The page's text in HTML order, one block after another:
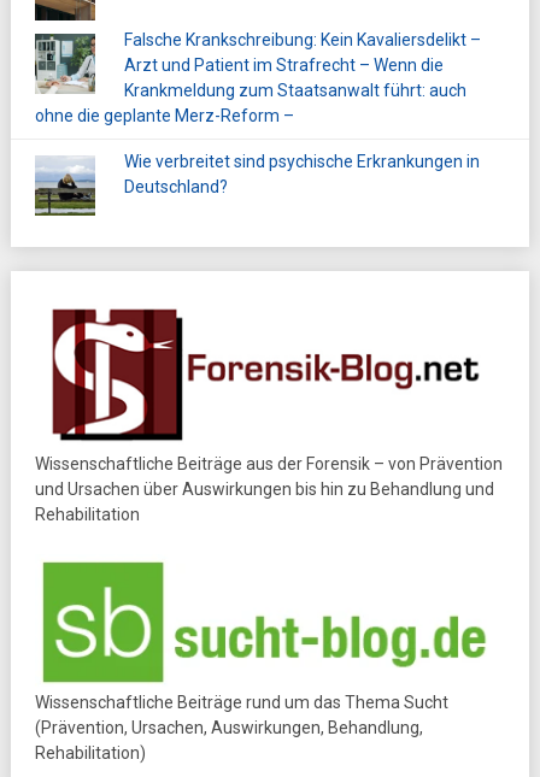
Falsche Krankschreibung: Kein Kavaliersdelikt –
Arzt und Patient im Strafrecht – Wenn die
Krankmeldung zum Staatsanwalt führt: auch
ohne die geplante Merz-Reform –
Wie verbreitet sind psychische Erkrankungen in
Deutschland?
Wissenschaftliche Beiträge aus der Forensik – von Prävention
und Ursachen über Auswirkungen bis hin zu Behandlung und
Rehabilitation
Wissenschaftliche Beiträge rund um das Thema Sucht
(Prävention, Ursachen, Auswirkungen, Behandlung,
Rehabilitation)